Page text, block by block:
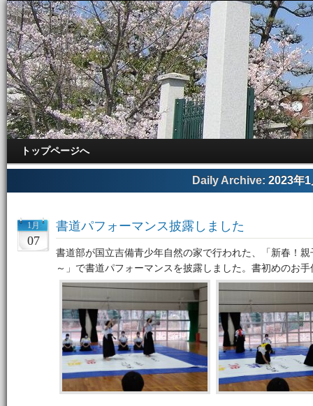
トップページへ
Daily Archive: 2023年1
1月
07
書道パフォーマンス披露しました
書道部が国立吉備青少年自然の家で行われた、「新春！
～」で書道パフォーマンスを披露しました。書初めのお